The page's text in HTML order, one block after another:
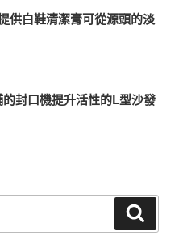
供白鞋清潔膏可從源頭的淡
封口機提升活性的L型沙發